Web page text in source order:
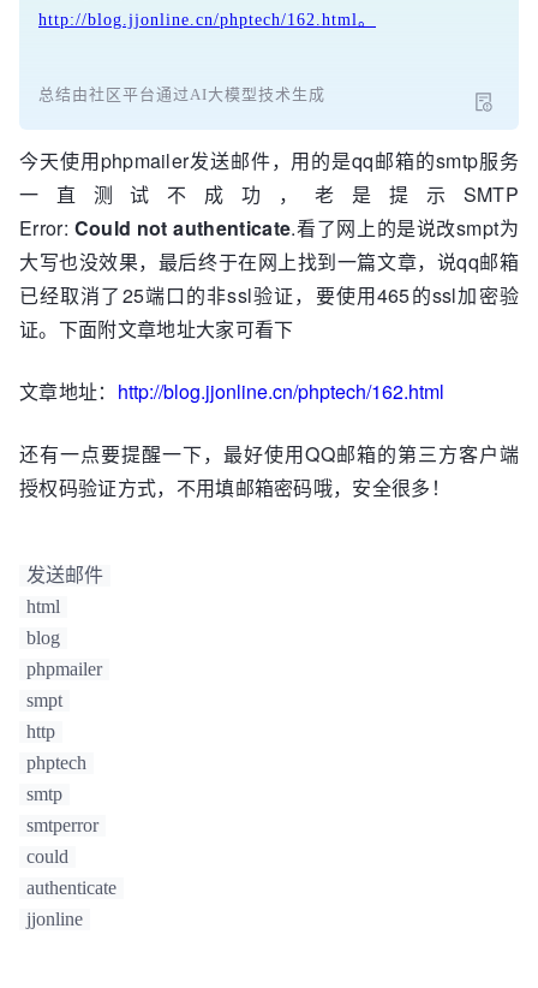
http://blog.jjonline.cn/phptech/162.html。
总结由社区平台通过AI大模型技术生成
今天使用phpmailer发送邮件，用的是qq邮箱的smtp服务
一直测试不成功，老是提示SMTP
Error: Could not authenticate.看了网上的是说改smpt为
大写也没效果，最后终于在网上找到一篇文章，说qq邮箱
已经取消了25端口的非ssl验证，要使用465的ssl加密验
证。下面附文章地址大家可看下
文章地址： http://blog.jjonline.cn/phptech/162.html
还有一点要提醒一下，最好使用QQ邮箱的第三方客户端
授权码验证方式，不用填邮箱密码哦，安全很多！
发送邮件
html
blog
phpmailer
smpt
http
phptech
smtp
smtperror
could
authenticate
jjonline